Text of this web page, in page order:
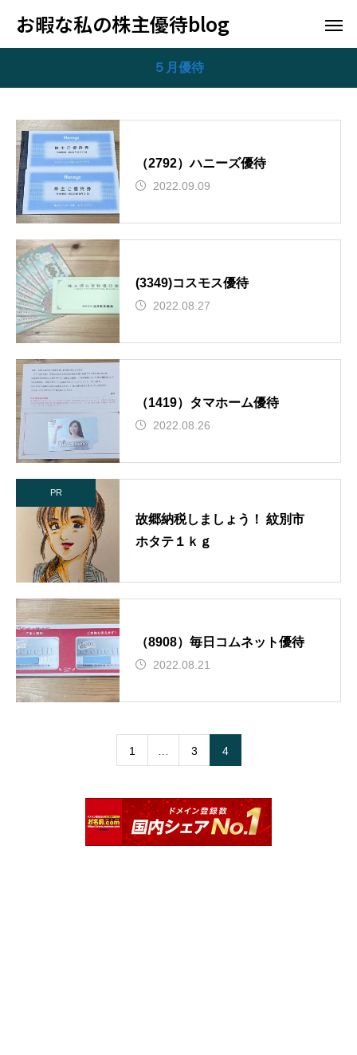
お暇な私の株主優待blog
５月優待
（2792）ハニーズ優待
2022.09.09
(3349)コスモス優待
2022.08.27
（1419）タマホーム優待
2022.08.26
PR
故郷納税しましょう！ 紋別市
ホタテ１ｋｇ
（8908）毎日コムネット優待
2022.08.21
1 3 4